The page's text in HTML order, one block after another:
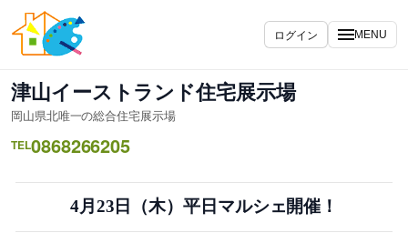
容
ス
キ
ッ
プ
ログイン MENU
津山イーストランド住宅展示場
岡山県北唯一の総合住宅展示場
TEL0868266205
4月23日（木）平日マルシェ開催！